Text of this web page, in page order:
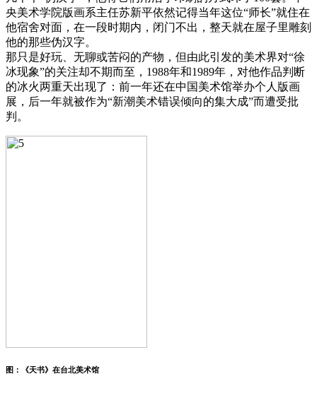
央美术学院版画系主任苏新平依然记得当年这位“师长”就住在
他宿舍对面，在一段时期内，闭门不出，整天就在屋子里雕刻
他的那些伪汉字。
那只是好玩、无聊或苦闷的产物，但由此引发的美术界对“徐
冰现象”的关注却不期而至，1988年和1989年，对他作品判断
的冰火两重天出现了：前一年还在中国美术馆举办个人版画
展，后一年就被作为“新潮美术错误倾向的集大成”而遭受批
判。
图：《天书》在台北美术馆